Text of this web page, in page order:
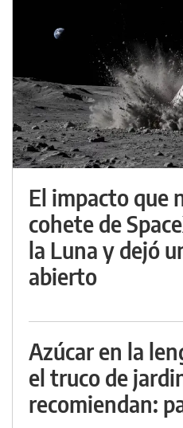
El impacto que
cohete de
la Luna y dejó
abierto
Azúcar en la
el truco de
recomiendan: